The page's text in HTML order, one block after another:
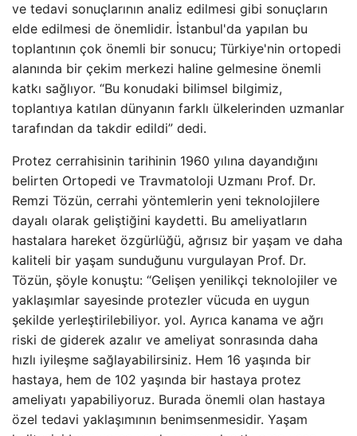
ve tedavi sonuçlarının analiz edilmesi gibi sonuçların
elde edilmesi de önemlidir. İstanbul'da yapılan bu
toplantının çok önemli bir sonucu; Türkiye'nin ortopedi
alanında bir çekim merkezi haline gelmesine önemli
katkı sağlıyor. “Bu konudaki bilimsel bilgimiz,
toplantıya katılan dünyanın farklı ülkelerinden uzmanlar
tarafından da takdir edildi” dedi.
Protez cerrahisinin tarihinin 1960 yılına dayandığını
belirten Ortopedi ve Travmatoloji Uzmanı Prof. Dr.
Remzi Tözün, cerrahi yöntemlerin yeni teknolojilere
dayalı olarak geliştiğini kaydetti. Bu ameliyatların
hastalara hareket özgürlüğü, ağrısız bir yaşam ve daha
kaliteli bir yaşam sunduğunu vurgulayan Prof. Dr.
Tözün, şöyle konuştu: “Gelişen yenilikçi teknolojiler ve
yaklaşımlar sayesinde protezler vücuda en uygun
şekilde yerleştirilebiliyor. yol. Ayrıca kanama ve ağrı
riski de giderek azalır ve ameliyat sonrasında daha
hızlı iyileşme sağlayabilirsiniz. Hem 16 yaşında bir
hastaya, hem de 102 yaşında bir hastaya protez
ameliyatı yapabiliyoruz. Burada önemli olan hastaya
özel tedavi yaklaşımının benimsenmesidir. Yaşam